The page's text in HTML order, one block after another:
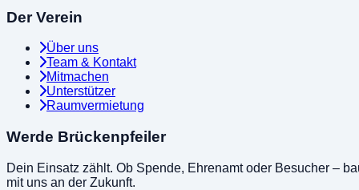
Der Verein
Über uns
Team & Kontakt
Mitmachen
Unterstützer
Raumvermietung
Werde Brückenpfeiler
Dein Einsatz zählt. Ob Spende, Ehrenamt oder Besucher –
mit uns an der Zukunft.